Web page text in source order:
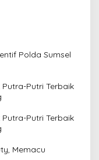
Polda Sumsel
Putri Terbaik
Putri Terbaik
Memacu